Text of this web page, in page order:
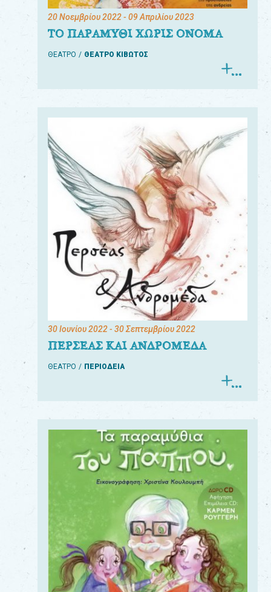
20 Νοεμβρίου 2022- 09 Απριλίου 2023
ΤΟ ΠΑΡΑΜΥΘΙ ΧΩΡΙΣ ΟΝΟΜΑ
ΘΕΑΤΡΟ ΘΕΑΤΡΟ ΚΙΒΩΤΟΣ
30 Ιουνίου 2022- 30 Σεπτεμβρίου 2022
ΠΕΡΣΕΑΣ ΚΑΙ ΑΝΔΡΟΜΕΔΑ
ΘΕΑΤΡΟ ΠΕΡΙΟΔΕΙΑ